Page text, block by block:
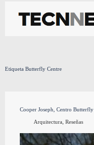
contenido
Etiqueta Butterfly Centre
Cooper Joseph, Centro Butterfly
Arquitectura, Reseñas